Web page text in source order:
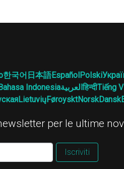
한국어 日本語EspañolPolski
Indonesiaالعربيةहिन्दीTiếng
LietuviųFøroysktNorskDansk
per le ultime
Iscriviti